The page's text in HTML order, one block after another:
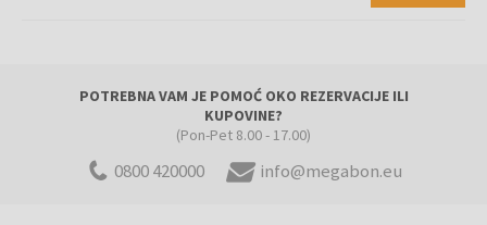
POTREBNA VAM JE POMOĆ OKO REZERVACIJE ILI
KUPOVINE?
(Pon-Pet 8.00 - 17.00)
0800 420000 info@megabon.eu